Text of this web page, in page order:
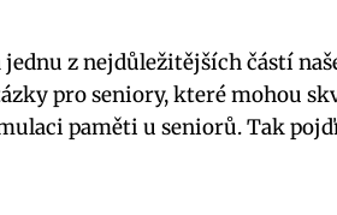
z nejdůležitějších částí
pro seniory, které mohou
paměti u seniorů. Tak